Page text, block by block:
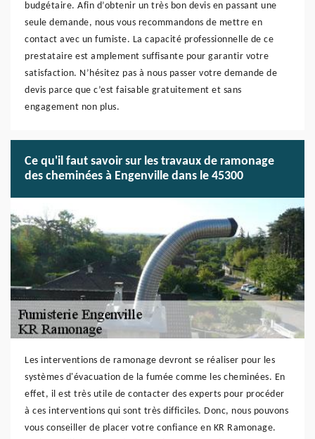
budgétaire. Afin d’obtenir un très bon devis en passant une
seule demande, nous vous recommandons de mettre en
contact avec un fumiste. La capacité professionnelle de ce
prestataire est amplement suffisante pour garantir votre
satisfaction. N’hésitez pas à nous passer votre demande de
devis parce que c’est faisable gratuitement et sans
engagement non plus.
Ce qu'il faut savoir sur les travaux de ramonage
des cheminées à Engenville dans le 45300
Les interventions de ramonage devront se réaliser pour les
systèmes d'évacuation de la fumée comme les cheminées. En
effet, il est très utile de contacter des experts pour procéder
à ces interventions qui sont très difficiles. Donc, nous pouvons
vous conseiller de placer votre confiance en KR Ramonage.